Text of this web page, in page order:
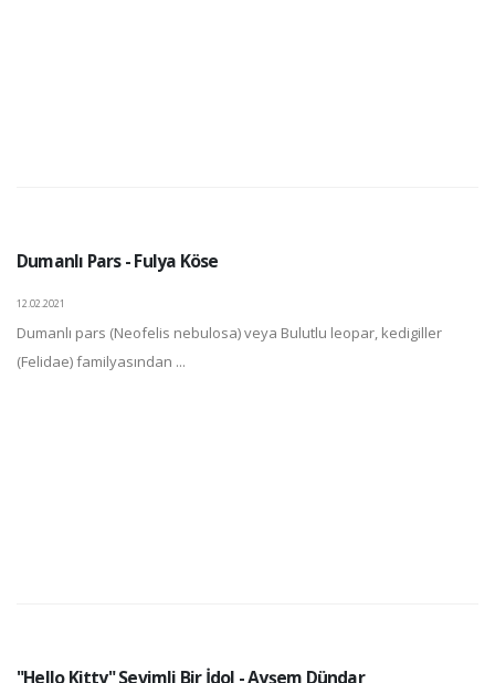
Dumanlı Pars - Fulya Köse
12.02.2021
Dumanlı pars (Neofelis nebulosa) veya Bulutlu leopar, kedigiller
(Felidae) familyasından ...
"Hello Kitty" Sevimli Bir İdol - Ayşem Dündar